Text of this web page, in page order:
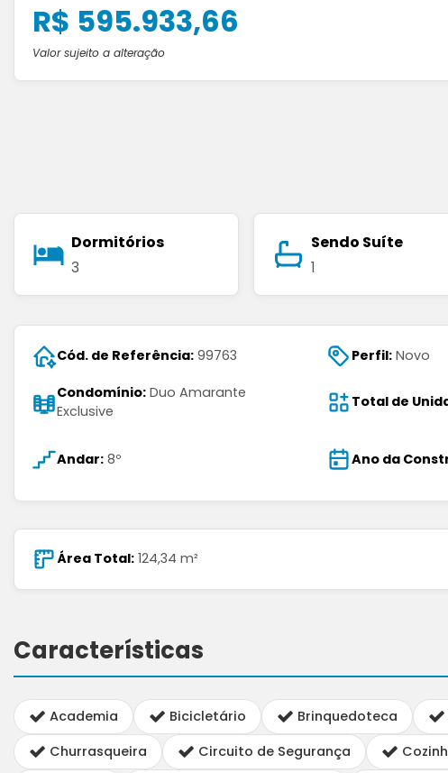
R$ 595.933,66
Valor sujeito a alteração
Dormitórios
3
Sendo Suíte
1
Cód. de Referência: 99763 Perfil:Novo
Condomínio: Duo Amarante
Exclusive
Total de
Andar: 8º Ano da
Área Total: 124,34 m²
Características
Academia Bicicletário Brinquedoteca
Churrasqueira
Circuito de Segurança